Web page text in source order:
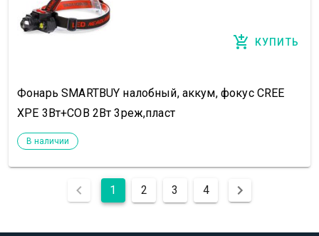
КУПИТЬ
Фонарь SMARTBUY налобный, аккум, фокус CREE
XPE 3Вт+COB 2Вт 3реж,пласт
В наличии
1 2 3 4